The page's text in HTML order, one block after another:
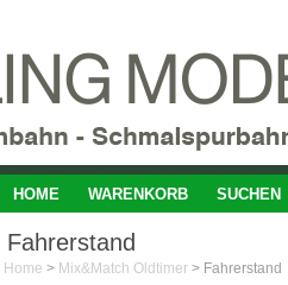
HOME WARENKORB SUCHEN
Fahrerstand
Home > Mix&Match Oldtimer > Fahrerstand